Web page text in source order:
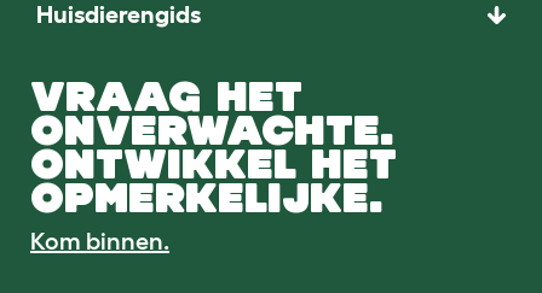
Huisdierengids
VRAAG HET
ONVERWACHTE.
ONTWIKKEL HET
OPMERKELIJKE.
Kom binnen.